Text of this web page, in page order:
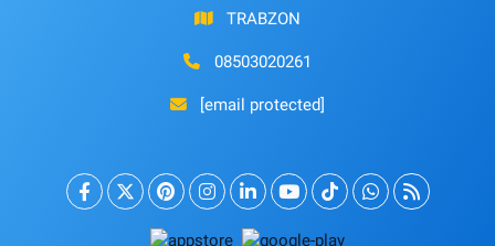
TRABZON
08503020261
[email protected]